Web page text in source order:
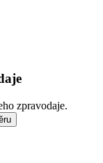
zpravodaje.